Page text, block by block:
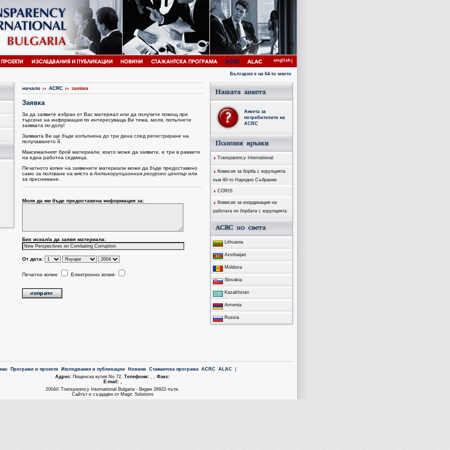
english
България е на 64-то място с коефициент 4.1 в Индекса за възприятие на корупцията за
начало ACRC заявка
Заявка
За да заявите избран от Вас материал или да получите помощ при
търсене на информация по интересуваща Ви тема, моля, попълнете
заявката по-долу!
Заявката Ви ще бъде изпълнена до три дена след регистриране на
получаването й.
Максималният брой материали, които може да заявите, е три в рамките
на една работна седмица.
Печатното копие на заявените материали може да бъде предоставено
само за ползване на място вАнтикорупционния ресурсен център или
за преснимане.
Моля да ми бъде предоставена информация за:
Бих искал/a да заявя материала:
От дата:
Печатно копие Електронно копие
Анкета за
потребителите на
ACRC
Transparency International
Комисия за борба с корупцията
към 40-то Народно Събрание
CORIS
Комисия за координация на
работата по борбата с корупцията
Lithuania
Azerbaijan
Moldova
Slovakia
Kazakhstan
Armenia
Russia
Програми и проекти Изследвания и публикации Новини Стажантска програма ACRC ALAC
Aдрес: Пощенска кутия No 72, Tелефони: , , Факс:
Е-mail: ,
2004© Transparency International Bulgaria - Видян 26922 пъти.
Сайтът е създаден от Magic Solutions